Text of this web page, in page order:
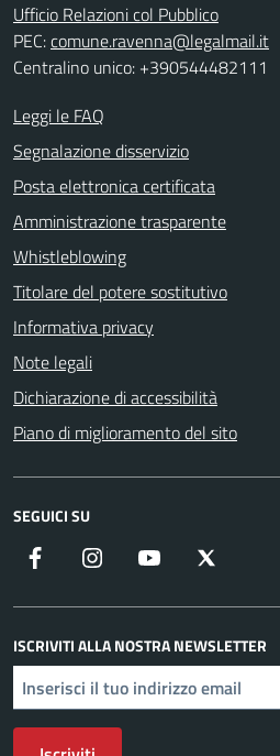
Ufficio Relazioni col Pubblico
PEC:comune.ravenna@legalmail.it
Centralino unico: +390544482111
Leggi le FAQ
Segnalazione disservizio
Posta elettronica certificata
Amministrazione trasparente
Whistleblowing
Titolare del potere sostitutivo
Informativa privacy
Note legali
Dichiarazione di accessibilità
Piano di miglioramento del sito
SEGUICI SU
Facebook Instagram YouTube
ISCRIVITI ALLA NOSTRA NEWSLETTER